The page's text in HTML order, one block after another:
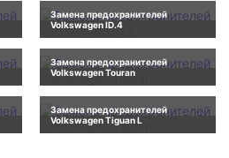
Замена предохранителей
Volkswagen ID.4
Замена предохранителей
Volkswagen Touran
Замена предохранителей
Volkswagen Tiguan L